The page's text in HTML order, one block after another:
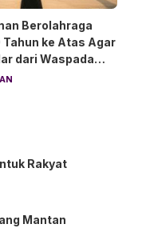
Berolahraga
Tahun ke Atas Agar
dari Waspada
Rakyat
Mantan